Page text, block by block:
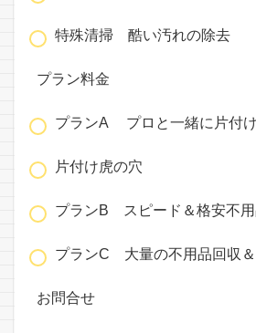
特殊清掃 酷い汚れの除去
プラン料金
プランA プロと一緒に片付け
片付け虎の穴
プランB スピード＆格安不用
プランC 大量の不用品回収
お問合せ